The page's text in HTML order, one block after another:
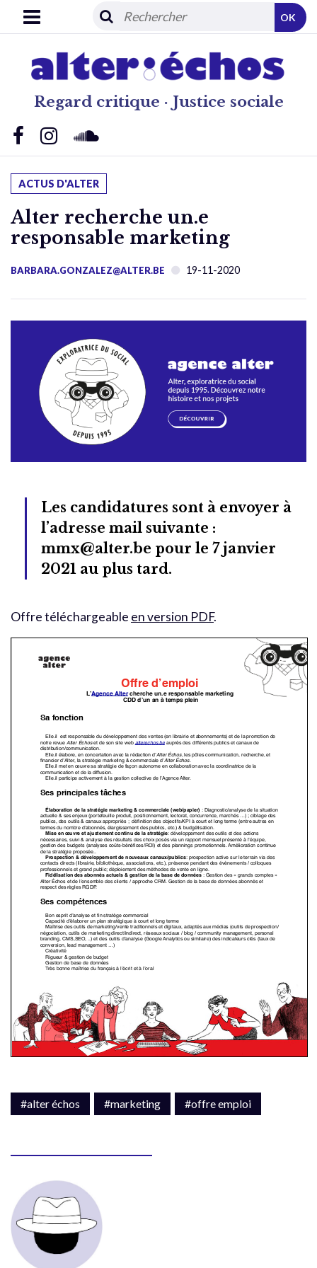
Regard critique · Justice sociale
OK
ACTUS D'ALTER
Alter recherche un.e
responsable marketing
BARBARA.GONZALEZ@ALTER.BE 19-11-2020
Les candidatures sont à envoyer à
l’adresse mail suivante :
mmx@alter.be pour le 7 janvier
2021 au plus tard.
Offre téléchargeable en version PDF.
#alter échos #marketing #offre emploi